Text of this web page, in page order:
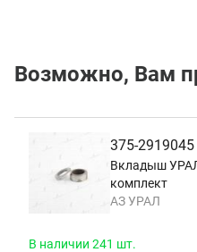
Возможно, Вам
375-2919045
Вкладыш
комплект
АЗ УРАЛ
В наличии 241 шт.